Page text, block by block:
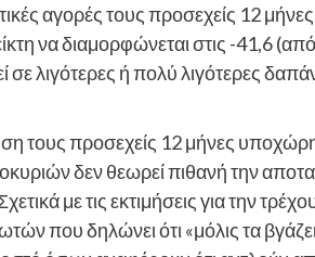
αγορές τους προσεχείς 12
να διαμορφώνεται στις -41,6
λιγότερες ή πολύ λιγότερες
τους προσεχείς 12 μήνες
δεν θεωρεί πιθανή την
με τις εκτιμήσεις για την
που δηλώνει ότι «μόλις τα